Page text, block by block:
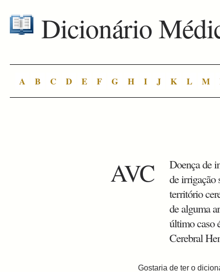
Dicionário
A B C D E F G H I J K L M
AVC
Doença de
de irrigação
território
de alguma
último caso
Cerebral
Gostaria de ter o